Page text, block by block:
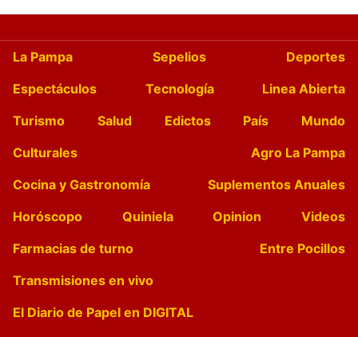
La Pampa Sepelios
Deportes
Espectáculos
Tecnología
Linea Abierta
Turismo
Salud Edictos País
Mundo
Culturales
Agro La Pampa
Cocina y Gastronomía
Suplementos Anuales
Horóscopo
Quiniela Opinion
Videos
Farmacias de turno
Entre Pocillos
Transmisiones en vivo
El Diario de Papel en DIGITAL